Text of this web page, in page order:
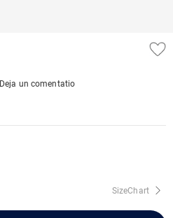
Deja un comentatio
SizeChart